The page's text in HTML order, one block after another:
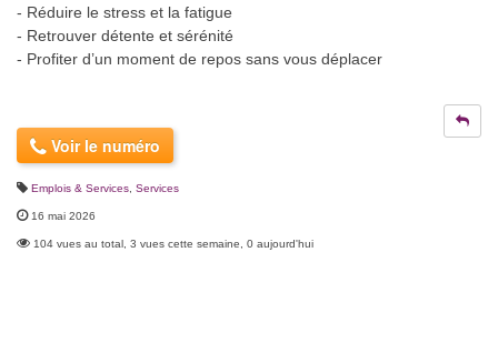
- Réduire le stress et la fatigue
- Retrouver détente et sérénité
- Profiter d’un moment de repos sans vous déplacer
Voir le numéro
Emplois & Services Services
16 mai 2026
104 vues au total, 3 vues cette semaine, 0 aujourd'hui